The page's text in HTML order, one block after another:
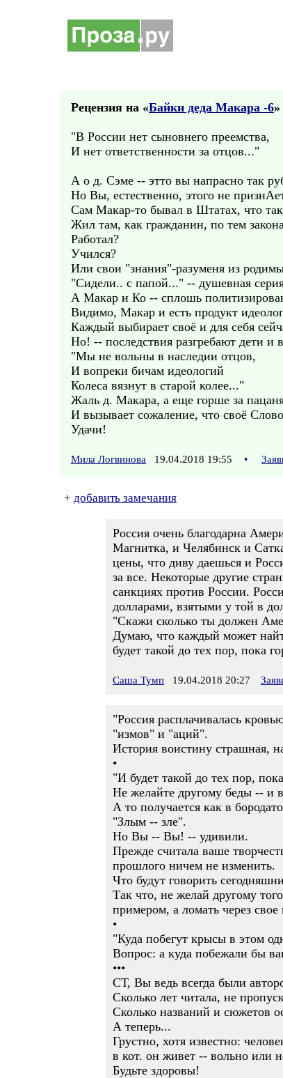
Рецензия на «Байки деда Макара -6»
"В России нет сыновнего преемства,
И нет ответственности за отцов..."
А о д. Сэме -- этто вы напрасно так
Но Вы, естественно, этого не
Сам Макар-то бывал в Штатах, что
Жил там, как гражданин, по тем
Работал?
Учился?
Или свои "знания"-разуменя из
"Сидели.. с папой..." -- душевная
А Макар и Ко -- сплошь
Видимо, Макар и есть продукт
Каждый выбирает своё и для себя
Но! -- последствия разгребают дети и
"Мы не вольны в наследии отцов,
И вопреки бичам идеологий
Колеса вязнут в старой колее..."
Жаль д. Макара, а еще горше за
И вызывает сожаление, что своё
Удачи!
Мила Логвинова 19.04.2018 19:55 •
+ добавить замечания
Россия очень благодарна
Магнитка, и Челябинск и
цены, что диву даешься и
за все. Некоторые другие
санкциях против России.
долларами, взятыми у той в
"Скажи сколько ты должен
Думаю, что каждый может
будет такой до тех пор, пока
Саша Тумп 19.04.2018 20:27
"Россия расплачивалась
"измов" и "аций".
История воистину страшная,
•
"И будет такой до тех пор,
Не желайте другому беды -- и
А то получается как в
"Злым -- зле".
Но Вы -- Вы! -- удивили.
Прежде считала ваше
прошлого ничем не изменить.
Что будут говорить
Так что, не желай другому
примером, а ломать через свое
•
"Куда побегут крысы в этом
Вопрос: а куда побежали бы
•••
СТ, Вы ведь всегда были
Сколько лет читала, не
Сколько названий и сюжетов
А теперь...
Грустно, хотя известно:
в кот. он живет -- вольно или
Будьте здоровы!